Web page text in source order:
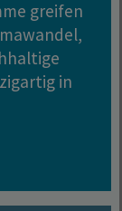
greifen
in